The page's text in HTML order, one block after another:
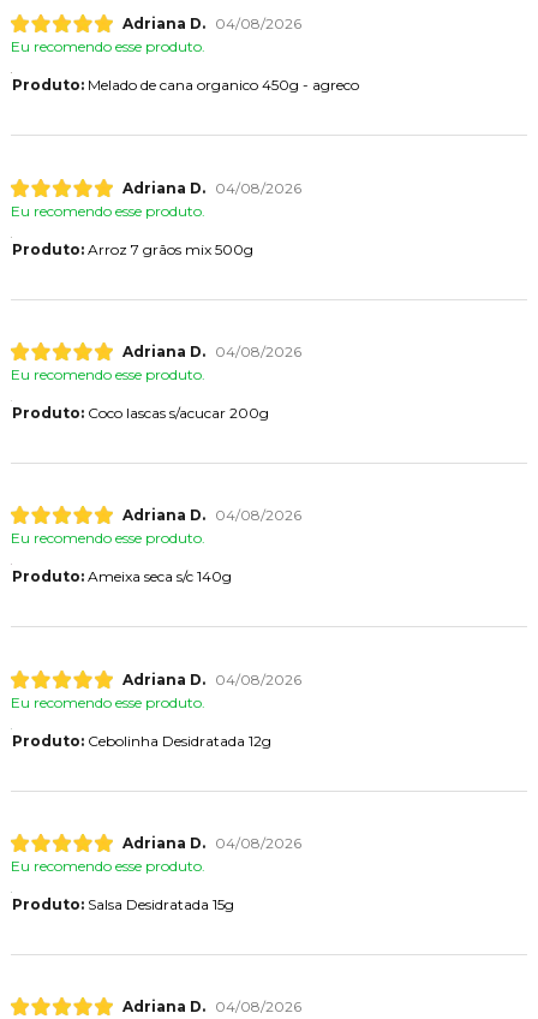
Adriana D.
04/08/2026
Eu recomendo esse produto.
Produto:Melado de cana organico 450g - agreco
Adriana D.
04/08/2026
Eu recomendo esse produto.
Produto:Arroz 7 grãos mix 500g
Adriana D.
04/08/2026
Eu recomendo esse produto.
Produto:Coco lascas s/acucar 200g
Adriana D.
04/08/2026
Eu recomendo esse produto.
Produto:Ameixa seca s/c 140g
Adriana D.
04/08/2026
Eu recomendo esse produto.
Produto:Cebolinha Desidratada 12g
Adriana D.
04/08/2026
Eu recomendo esse produto.
Produto:Salsa Desidratada 15g
Adriana D.
04/08/2026